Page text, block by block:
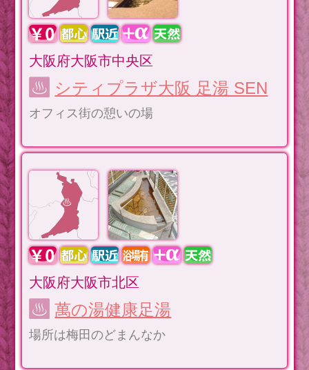
大阪府大阪市中央区
シティプラザ大阪 足湯 SEN
オフィス街の憩いの場
大阪府大阪市北区
萬の湯健康足湯
場所は梅田のどまんなか